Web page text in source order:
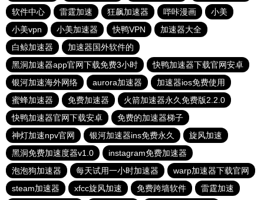
软件中心
雷霆加速 狂飙加速器 哔咔漫画
小美
小美vpn
小美加速器 快鸭VPN
加速器大全
白鲸加速器
加速器国外软件的
黑洞加速器app官网下载免费3小时
快鸭加速器下载官网安卓
银河加速海外网络
aurora加速器
加速器ios免费使用
蜜蜂加速器
免费加速器
火箭加速器永久免费版2.2.0
快鸭加速器官网下载安卓
免费的加速器梯子
神灯加速npv官网
银河加速器ins免费永久
旋风加速
黑洞免费加速度器v1.0
instagram免费加速器
泡泡狗加速器
每天试用一小时加速器
warp加速器下载官网
steam加速器
xfcc旋风加速 免费跨墙软件 雷霆加速